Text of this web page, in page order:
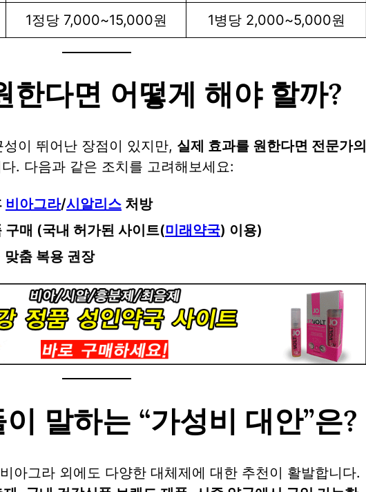
1정당 7,000~15,000원 1병당 2,000~5,000원
한다면 어떻게 해야 할까?
이 뛰어난 장점이 있지만, 실제 효과를 원한다면 전문가의
. 다음과 같은 조치를 고려해보세요:
비아그라/시알리스 처방
구매 (국내 허가된 사이트(미래약국) 이용)
춤 복용 권장
말하는 “가성비 대안”은?
아그라 외에도 다양한 대체제에 대한 추천이 활발합니다.